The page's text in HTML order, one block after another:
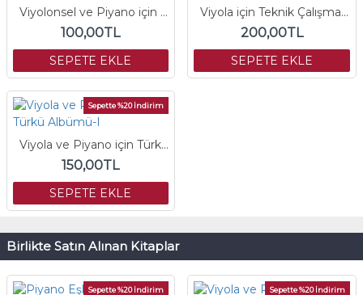
Viyolonsel ve Piyano için Saz Eserleri
100,00TL
SEPETE EKLE
Viyola için Teknik Çalışmalar
200,00TL
SEPETE EKLE
Sepette %20 İndirim
Viyola ve Piyano için Türkü Albümü-I
150,00TL
SEPETE EKLE
Birlikte Satın Alınan Kitaplar
Sepette %20 İndirim Sepette %20 İndirim